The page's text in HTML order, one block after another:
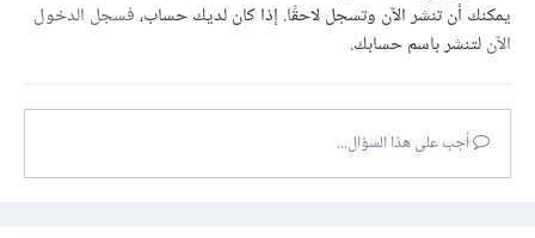
يمكنك أن تنشر الآن وتسجل لاحقًا. إذا كان لديك حساب،فسجل الدخول
الآنلتنشر باسم حسابك.
أجب على هذا السؤال...